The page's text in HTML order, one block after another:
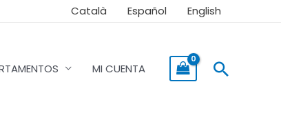
Català Español English
MI CUENTA Buscar